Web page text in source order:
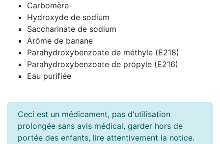
Carbomère
Hydroxyde de sodium
Saccharinate de sodium
Arôme de banane
Parahydroxybenzoate de méthyle (E218)
Parahydroxybenzoate de propyle (E216)
Eau purifiée
Ceci est un médicament, pas d'utilisation
prolongée sans avis médical, garder hors de
portée des enfants, lire attentivement la notice.